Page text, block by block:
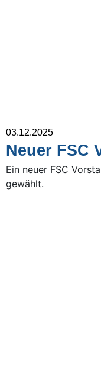
03.12.2025
Neuer FSC
Ein neuer FSC
gewählt.